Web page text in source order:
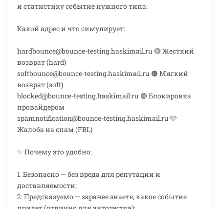
и статистику событие нужного типа:
Какой адрес и что симулирует:
hardbounce@bounce-testing.haskimail.ru 🔴 Жесткий
возврат (hard)
softbounce@bounce-testing.haskimail.ru 🟠 Мягкий
возврат (soft)
blocked@bounce-testing.haskimail.ru 🟣 Блокировка
провайдером
spamnotification@bounce-testing.haskimail.ru 🩷
Жалоба на спам (FBL)
✨ Почему это удобно:
1. Безопасно — без вреда для репутации и
доставляемости;
2. Предсказуемо — заранее знаете, какое событие